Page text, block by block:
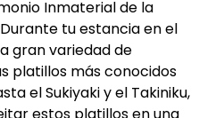
Inmaterial de la
Durante tu estancia en el
gran variedad de
platillos más conocidos
el Sukiyaki y el Takiniku,